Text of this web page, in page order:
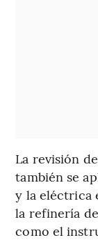
La revisión
también se
y la eléctrica
la refinería
como el